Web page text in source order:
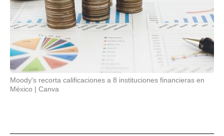
Moody's recorta calificaciones a 8 instituciones financieras en
México
Canva